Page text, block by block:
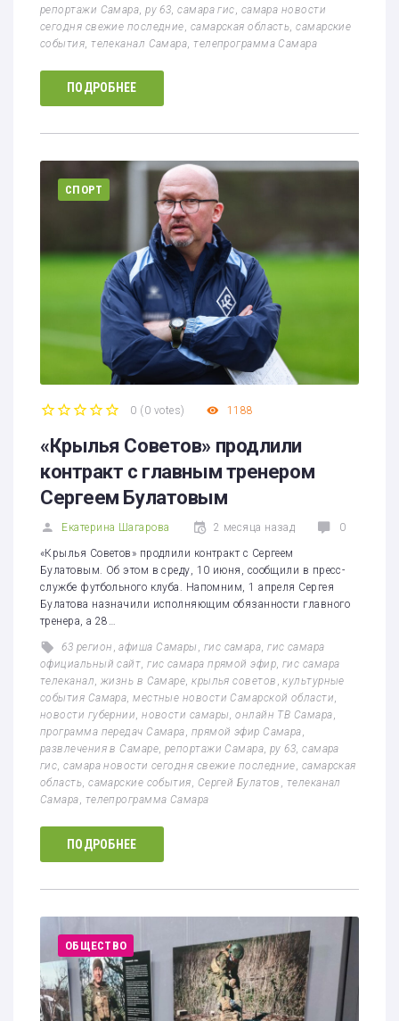
репортажи Самара,ру 63,самара гис, самара новости
сегодня свежие последние, самарская область,самарские
события,телеканал Самара,телепрограмма Самара
ПОДРОБНЕЕ
СПОРТ
0 ( 0 votes) 1188
«Крылья Советов» продлили
контракт с главным тренером
Сергеем Булатовым
Екатерина Шагарова 2 месяца назад 0
«Крылья Советов» продлили контракт с Сергеем
Булатовым. Об этом в среду, 10 июня, сообщили в пресс-
службе футбольного клуба. Напомним, 1 апреля Сергея
Булатова назначили исполняющим обязанности главного
тренера, а 28…
63 регион ,афиша Самары , гис самара,гис самара
официальный сайт,гис самара прямой эфир, гис самара
телеканал, жизнь в Самаре,крылья советов ,культурные
события Самара,местные новости Самарской области,
новости губернии,новости самары,онлайн ТВ Самара,
программа передач Самара, прямой эфир Самара,
развлечения в Самаре, репортажи Самара,ру 63,самара
гис,самара новости сегодня свежие последние, самарская
область,самарские события, Сергей Булатов , телеканал
Самара, телепрограмма Самара
ПОДРОБНЕЕ
ОБЩЕСТВО